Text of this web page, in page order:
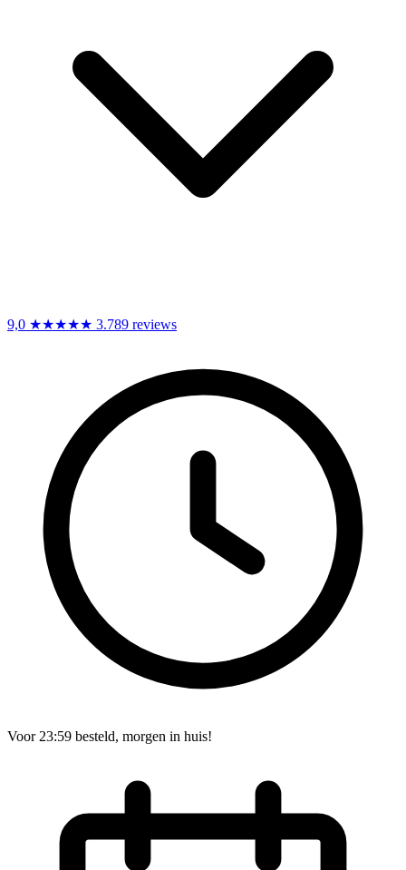
9,0 ★★★★★ 3.789 reviews
Voor 23:59 besteld, morgen in huis!